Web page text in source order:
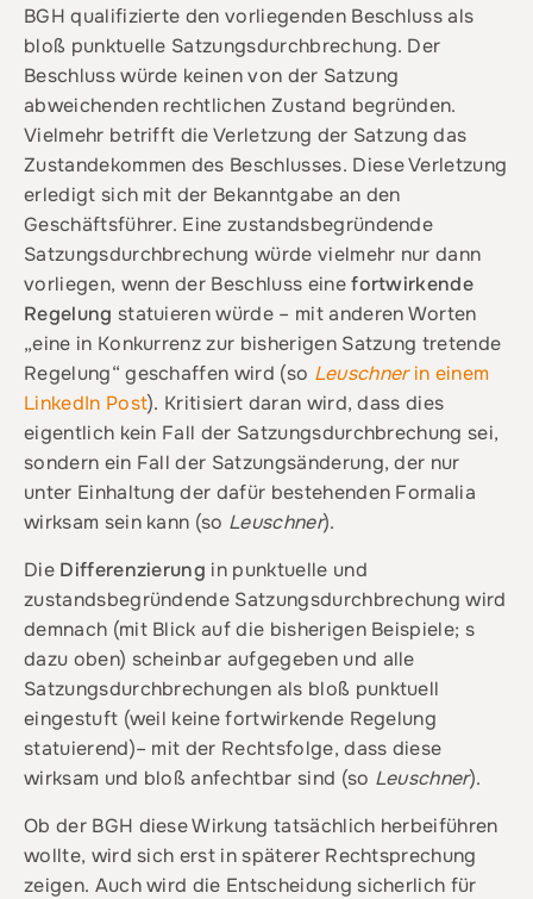
BGH qualifizierte den vorliegenden Beschluss als
bloß punktuelle Satzungsdurchbrechung. Der
Beschluss würde keinen von der Satzung
abweichenden rechtlichen Zustand begründen.
Vielmehr betrifft die Verletzung der Satzung das
Zustandekommen des Beschlusses. Diese Verletzung
erledigt sich mit der Bekanntgabe an den
Geschäftsführer. Eine zustandsbegründende
Satzungsdurchbrechung würde vielmehr nur dann
vorliegen, wenn der Beschluss einefortwirkende
Regelung statuieren würde – mit anderen Worten
„eine in Konkurrenz zur bisherigen Satzung tretende
Regelung“ geschaffen wird (so Leuschnerin einem
LinkedIn Post). Kritisiert daran wird, dass dies
eigentlich kein Fall der Satzungsdurchbrechung sei,
sondern ein Fall der Satzungsänderung, der nur
unter Einhaltung der dafür bestehenden Formalia
wirksam sein kann (so Leuschner).
Die Differenzierung in punktuelle und
zustandsbegründende Satzungsdurchbrechung wird
demnach (mit Blick auf die bisherigen Beispiele; s
dazu oben) scheinbar aufgegeben und alle
Satzungsdurchbrechungen als bloß punktuell
eingestuft (weil keine fortwirkende Regelung
statuierend)– mit der Rechtsfolge, dass diese
wirksam und bloß anfechtbar sind (so Leuschner).
Ob der BGH diese Wirkung tatsächlich herbeiführen
wollte, wird sich erst in späterer Rechtsprechung
zeigen. Auch wird die Entscheidung sicherlich für